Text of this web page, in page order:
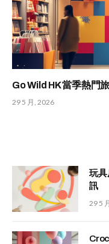
Go Wild HK 當季熱門
29 5 月, 2026
玩具
訊
29 5